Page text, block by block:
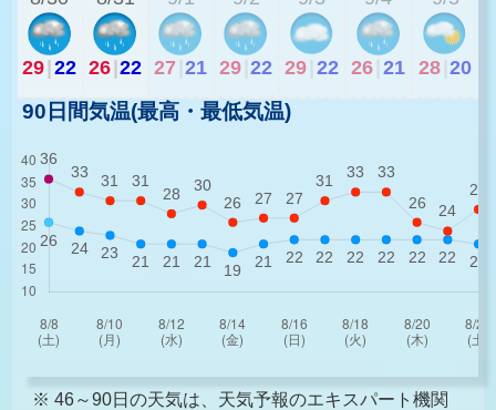
29 22 26 22 27 21 29 22 29 22 26 21 28 20
90日間気温(最高・最低気温)
※ 46～90日の天気は、天気予報のエキスパート機関